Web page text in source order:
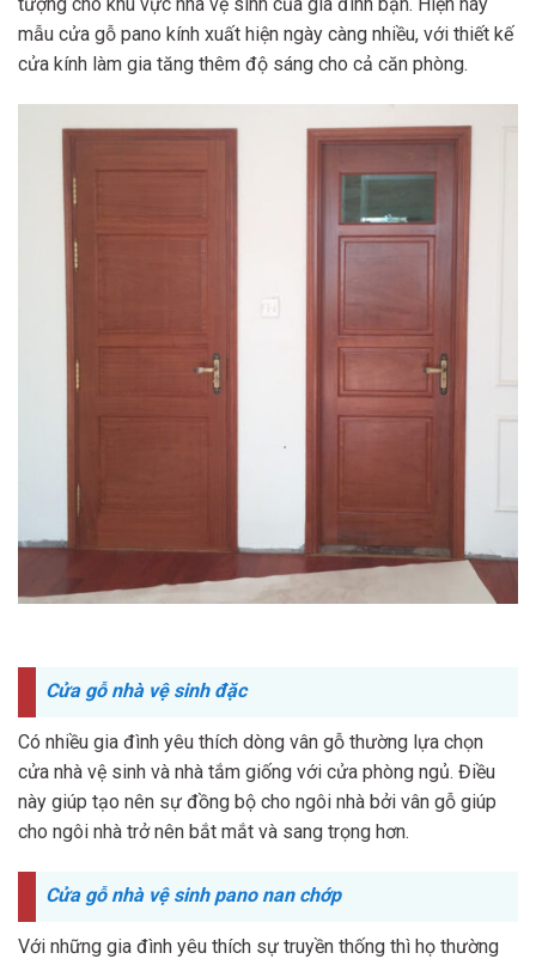
mẫu cửa gỗ pano kính xuất hiện ngày càng nhiều, với thiết kế
cửa kính làm gia tăng thêm độ sáng cho cả căn phòng.
Cửa gỗ nhà vệ sinh đặc
Có nhiều gia đình yêu thích dòng vân gỗ thường lựa chọn
cửa nhà vệ sinh và nhà tắm giống với cửa phòng ngủ. Điều
này giúp tạo nên sự đồng bộ cho ngôi nhà bởi vân gỗ giúp
cho ngôi nhà trở nên bắt mắt và sang trọng hơn.
Cửa gỗ nhà vệ sinh pano nan chớp
Với những gia đình yêu thích sự truyền thống thì họ thường